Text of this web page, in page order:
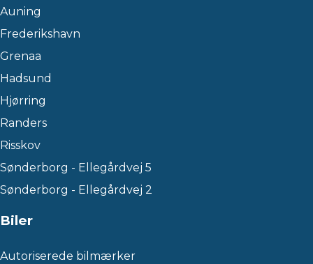
Auning
Frederikshavn
Grenaa
Hadsund
Hjørring
Randers
Risskov
Sønderborg - Ellegårdvej 5
Sønderborg - Ellegårdvej 2
Biler
Autoriserede bilmærker